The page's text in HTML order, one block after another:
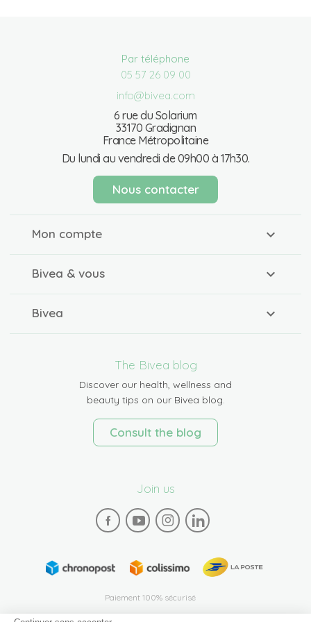
Par téléphone
05 57 26 09 00
info@bivea.com
6 rue du Solarium
33170 Gradignan
France Métropolitaine
Du lundi au vendredi de 09h00 à 17h30.
Nous contacter
Mon compte
Bivea & vous
Bivea
The Bivea blog
Discover our health, wellness and
beauty tips on our Bivea blog.
Consult the blog
Join us
Paiement 100% sécurisé